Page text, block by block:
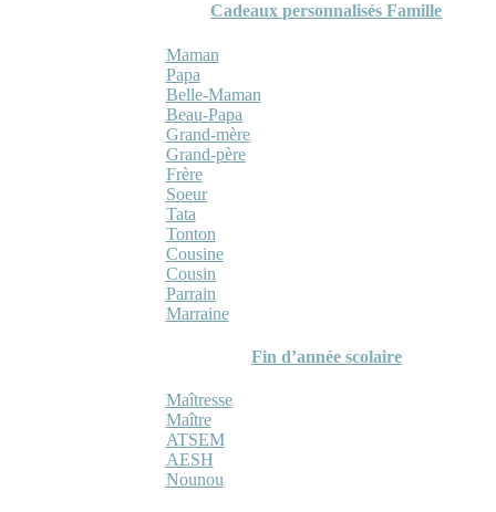
Cadeaux personnalisés Famille
Maman
Papa
Belle-Maman
Beau-Papa
Grand-mère
Grand-père
Frère
Soeur
Tata
Tonton
Cousine
Cousin
Parrain
Marraine
Fin d’année scolaire
Maîtresse
Maître
ATSEM
AESH
Nounou